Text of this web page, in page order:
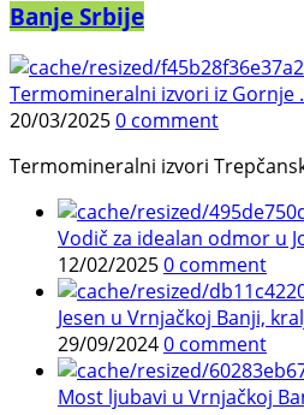
Banje Srbije
Termomineralni izvori iz Gornje
20/03/20250 comment
Termomineralni izvori
Vodič za idealan odmor u
12/02/20250 comment
Jesen u Vrnjačkoj Banji,
29/09/20240 comment
Most ljubavi u Vrnjačkoj